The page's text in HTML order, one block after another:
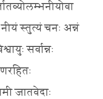
नीयं स्तुत्यं चनः अन्नं
सर्वान्नः
जातवेदाः